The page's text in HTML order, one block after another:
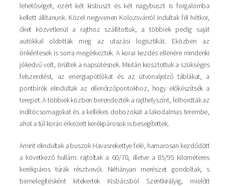
lehetőséget, ezért két kisbuszt és két nagybuszt is forgalomba
kellett állítanunk. Közel negyvenen Kolozsvárról indultak fél hétkor,
őket közvetlenül a rajthoz szállítottuk, a többiek pedig saját
autókkal oldották meg az utazási logisztikát. Eközben az
önkéntesek is sorra megérkeztek. A korai kezdés ellenére mindenki
jókedvű volt, örültek a napsütésnek. Miután kiosztottuk a szükséges
felszerelést, az energiapótlókat és az útvonaljelző táblákat, a
pontbírók elindultak az ellenőrzőpontokhoz, hogy előkészítsék a
terepet. A többiek közben berendezték a rajthelyszínt, felhordták az
indítócsomagokat és a kellékes dobozokat a lakodalmas terembe,
ahol a túl korán érkezett kerékpárosok is besegítettek.
Amint elindultak a buszok Havasrekettye felé, hamarosan kezdődött
a következő hullám: rajtoltak a 60/70, illetve a 85/95 kilométeres
kerékpáros túrák résztvevői. Néhányan merészet gondoltak, s
bemelegítésként kitekertek Kisbácsból Szentkirályig, mielőtt